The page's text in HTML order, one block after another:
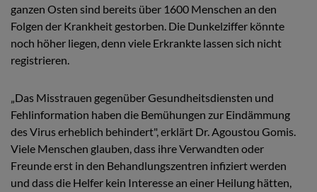
ganzen Osten sind bereits über 1600 Menschen an den
Folgen der Krankheit gestorben. Die Dunkelziffer könnte
noch höher liegen, denn viele Erkrankte lassen sich nicht
registrieren.
„Das Misstrauen gegenüber Gesundheitsdiensten und
Fehlinformation haben die Bemühungen zur Eindämmung
des Virus erheblich behindert", erklärt Dr. Agoustou Gomis.
Viele Menschen glauben, dass ihre Verwandten oder
Freunde erst in den Behandlungszentren infiziert werden
und dass die Helfer kein Interesse an einer Heilung hätten,